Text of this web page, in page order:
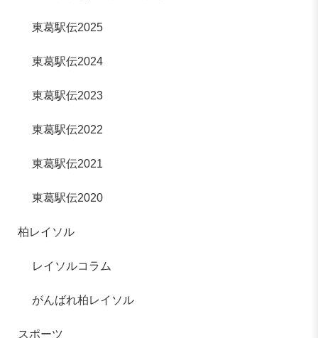
東葛駅伝2025
東葛駅伝2024
東葛駅伝2023
東葛駅伝2022
東葛駅伝2021
東葛駅伝2020
柏レイソル
レイソルコラム
がんばれ柏レイソル
スポーツ